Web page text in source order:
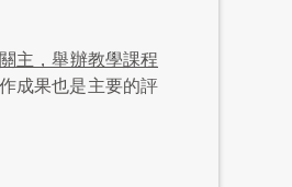
主，舉辦教學課程
成果也是主要的評